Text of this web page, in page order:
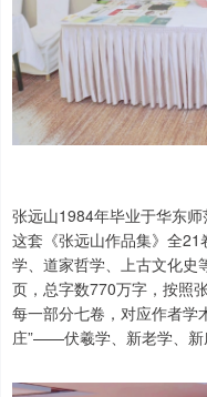
张远山1984年毕业于华东
这套《张远山作品集》全
学、道家哲学、上古文化史
页，总字数770万字，按照
每一部分七卷，对应作者学
庄”——伏羲学、新老学、新